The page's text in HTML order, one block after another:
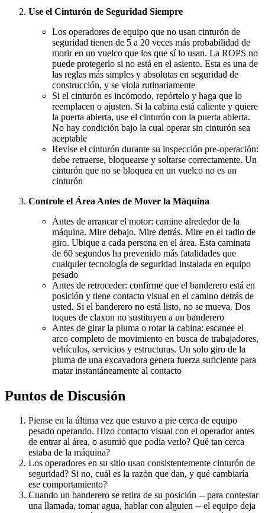
Use el Cinturón de Seguridad Siempre
Los operadores de equipo que no usan cinturón de
seguridad tienen de 5 a 20 veces más probabilidad de
morir en un vuelco que los que sí lo usan. La ROPS no
puede protegerlo si no está en el asiento. Esta es una de
las reglas más simples y absolutas en seguridad de
construcción, y se viola rutinariamente
Si el cinturón es incómodo, repórtelo y haga que lo
reemplacen o ajusten. Si la cabina está caliente y quiere
la puerta abierta, use el cinturón con la puerta abierta.
No hay condición bajo la cual operar sin cinturón sea
aceptable
Revise el cinturón durante su inspección pre-operación:
debe retraerse, bloquearse y soltarse correctamente. Un
cinturón que no se bloquea en un vuelco no es un
cinturón
Controle el Área Antes de Mover la Máquina
Antes de arrancar el motor: camine alrededor de la
máquina. Mire debajo. Mire detrás. Mire en el radio de
giro. Ubique a cada persona en el área. Esta caminata
de 60 segundos ha prevenido más fatalidades que
cualquier tecnología de seguridad instalada en equipo
pesado
Antes de retroceder: confirme que el banderero está en
posición y tiene contacto visual en el camino detrás de
usted. Si el banderero no está listo, no se mueva. Dos
toques de claxon no sustituyen a un banderero
Antes de girar la pluma o rotar la cabina: escanee el
arco completo de movimiento en busca de trabajadores,
vehículos, servicios y estructuras. Un solo giro de la
pluma de una excavadora genera fuerza suficiente para
matar instantáneamente al contacto
Puntos de Discusión
Piense en la última vez que estuvo a pie cerca de equipo
pesado operando. Hizo contacto visual con el operador antes
de entrar al área, o asumió que podía verlo? Qué tan cerca
estaba de la máquina?
Los operadores en su sitio usan consistentemente cinturón de
seguridad? Si no, cuál es la razón que dan, y qué cambiaría
ese comportamiento?
Cuando un banderero se retira de su posición -- para contestar
una llamada, tomar agua, hablar con alguien -- el equipo deja